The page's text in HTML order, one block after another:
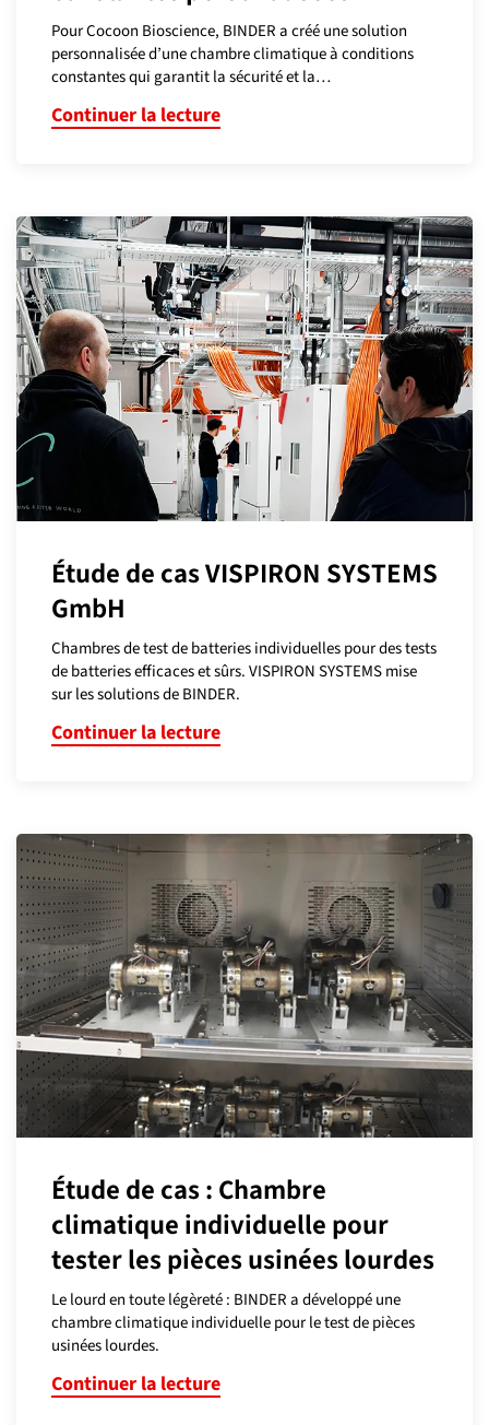
Pour Cocoon Bioscience, BINDER a créé une solution
personnalisée d’une chambre climatique à conditions
constantes qui garantit la sécurité et la…
Continuer la lecture
Étude de cas VISPIRON SYSTEMS
GmbH
Chambres de test de batteries individuelles pour des tests
de batteries efficaces et sûrs. VISPIRON SYSTEMS mise
sur les solutions de BINDER.
Continuer la lecture
Étude de cas : Chambre
climatique individuelle pour
tester les pièces usinées lourdes
Le lourd en toute légèreté : BINDER a développé une
chambre climatique individuelle pour le test de pièces
usinées lourdes.
Continuer la lecture